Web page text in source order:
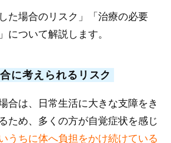
た場合のリスク」「治療の必要
について解説します。
に考えられるリスク
合は、日常生活に大きな支障をき
ため、多くの方が自覚症状を感じ
うちに体へ負担をかけ続けている